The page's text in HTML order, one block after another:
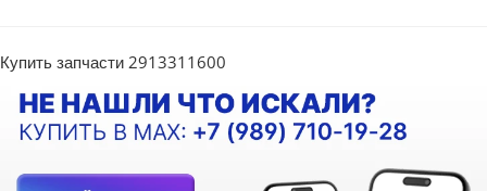
Купить запчасти 2913311600